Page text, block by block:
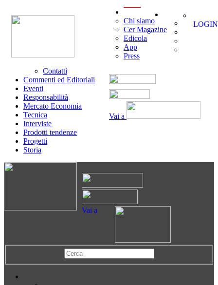
Vai a
Chi siamo
Cer Magazine
Edicola
App
Press
Contatti
Commenti ed Editoriali
Eventi
Responsabilità
Mercato Economia
Tecnica
Interviste
Prodotti tendenze
Progetti
Storia
LOGIN
Vai a